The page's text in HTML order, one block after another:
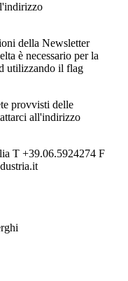
della Newsletter
è necessario per la
utilizzando il flag
provvisti delle
all'indirizzo
T +39.06.5924274 F